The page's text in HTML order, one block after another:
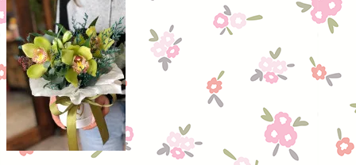
избранное сравнить